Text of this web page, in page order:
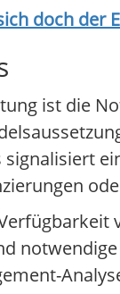
doch der
ist die